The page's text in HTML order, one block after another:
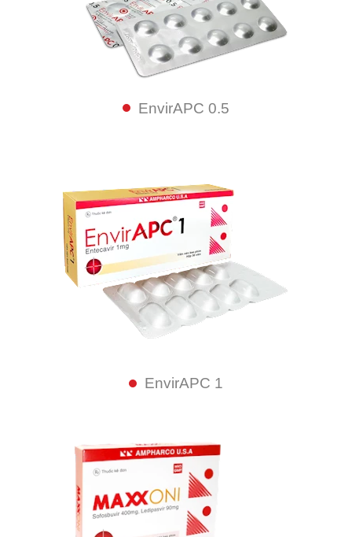
EnvirAPC 0.5
EnvirAPC 1